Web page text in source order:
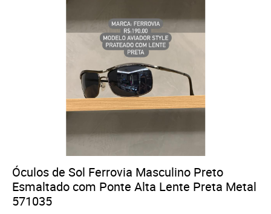
Óculos de Sol Ferrovia Masculino Preto
Esmaltado com Ponte Alta Lente Preta Metal
571035